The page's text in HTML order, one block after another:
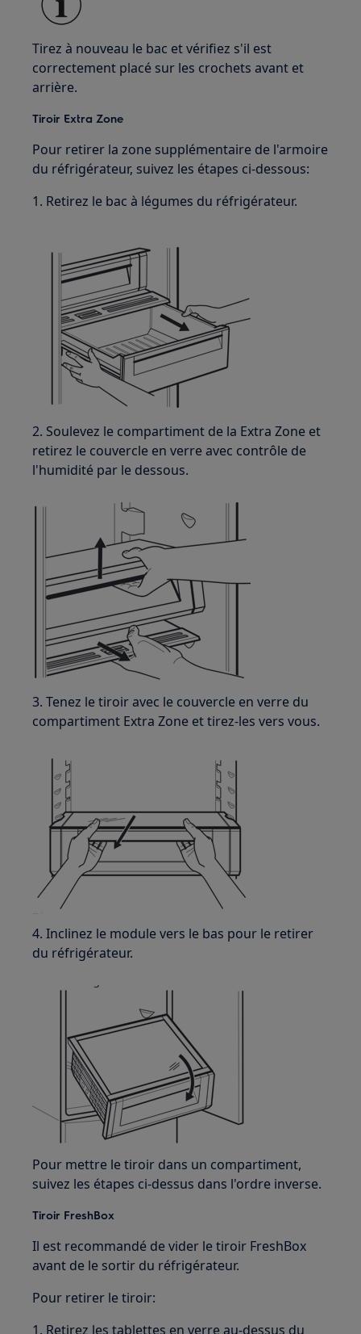
Tirez à nouveau le bac et vérifiez s'il est
correctement placé sur les crochets avant et
arrière.
Tiroir Extra Zone
Pour retirer la zone supplémentaire de l'armoire
du réfrigérateur, suivez les étapes ci-dessous:
1. Retirez le bac à légumes du réfrigérateur.
2. Soulevez le compartiment de la Extra Zone et
retirez le couvercle en verre avec contrôle de
l'humidité par le dessous.
3. Tenez le tiroir avec le couvercle en verre du
compartiment Extra Zone et tirez-les vers vous.
4. Inclinez le module vers le bas pour le retirer
du réfrigérateur.
Pour mettre le tiroir dans un compartiment,
suivez les étapes ci-dessus dans l'ordre inverse.
Tiroir FreshBox
Il est recommandé de vider le tiroir FreshBox
avant de le sortir du réfrigérateur.
Pour retirer le tiroir:
1. Retirez les tablettes en verre au-dessus du